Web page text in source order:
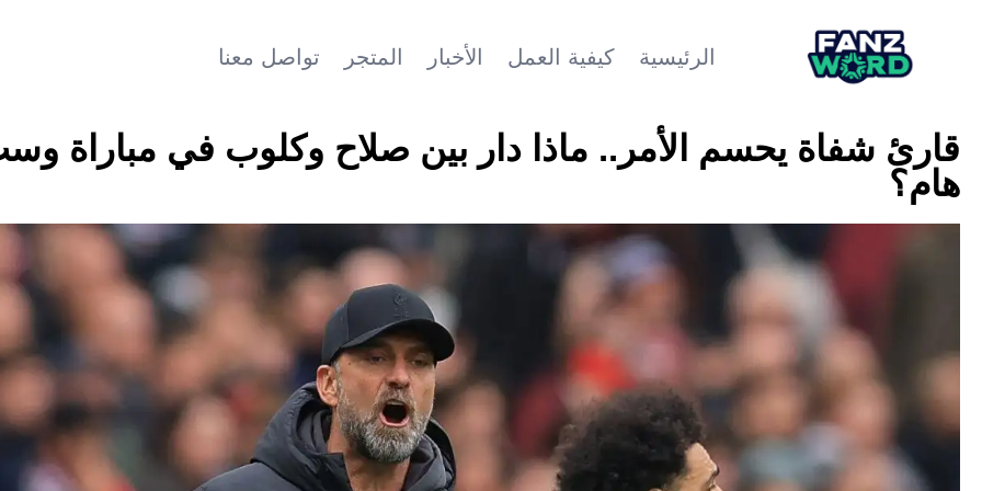
الرئيسية كيفية العمل الأخبار المتجر تواصل معنا
قارئ شفاة يحسم الأمر.. ماذا دار بين صلاح وكلوب في مباراة
هام؟